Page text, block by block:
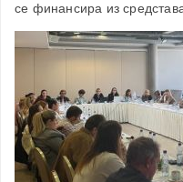
се финансира из